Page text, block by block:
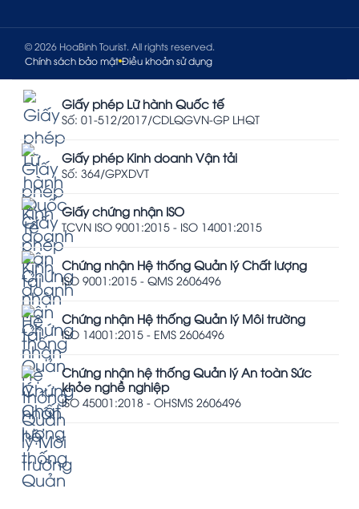
© 2026 HoaBinh Tourist. All rights reserved.
Chính sách bảo mật Điều khoản sử dụng
Giấy phép Lữ hành Quốc tế
Số: 01-512/2017/CDLQGVN-GP LHQT
Giấy phép Kinh doanh Vận tải
Số: 364/GPXDVT
Giấy chứng nhận ISO
TCVN ISO 9001:2015 - ISO 14001:2015
Chứng nhận Hệ thống Quản lý Chất lượng
ISO 9001:2015 - QMS 2606496
Chứng nhận Hệ thống Quản lý Môi trường
ISO 14001:2015 - EMS 2606496
Chứng nhận hệ thống Quản lý An toàn Sức
khỏe nghề nghiệp
ISO 45001:2018 - OHSMS 2606496